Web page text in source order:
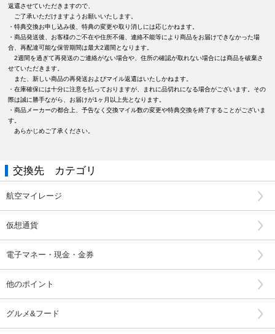
返還させていただきますので、
ご了承いただけますようお願いいたします。
・特典交換お申し込み後、特典の変更や取り消しには応じかねます。
・商品発送後、お客様のご不在や住所不備、連絡不能等により商品をお届けできなかった場
合、再配達可能な保管期間は最大2週間となります。
2週間を過ぎて再発送のご連絡がない場合や、住所の確認が取れない場合には商品を破棄さ
せていただきます。
また、新しい商品の再発送およびマイル返還はいたしかねます。
・在庫確保には十分に注意を払っておりますが、まれに品切れになる場合がございます。その
際は誠に勝手ながら、お届けが1ヶ月以上先となります。
・商品メーカーの都合上、予告なく交換マイル数の変更や特典交換を終了することがございま
す。
あらかじめご了承ください。
交換先 カテゴリ
航空マイレージ
仮想通貨
電子マネー・現金・金券
他のポイント
グルメ&フード